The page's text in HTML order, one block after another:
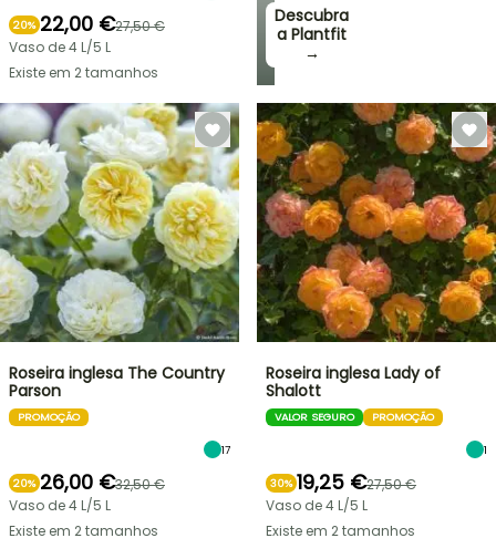
Descubra
a Plantfit
→
20% 22,00 €27,50 €
Vaso de 4 L/5 L
Existe em 2 tamanhos
Roseira inglesa The Country
Parson
PROMOÇÃO
17
20% 26,00 €32,50 €
Vaso de 4 L/5 L
Existe em 2 tamanhos
Roseira inglesa Lady of
Shalott
VALOR SEGURO PROMOÇÃO
1
30% 19,25 €27,50 €
Vaso de 4 L/5 L
Existe em 2 tamanhos